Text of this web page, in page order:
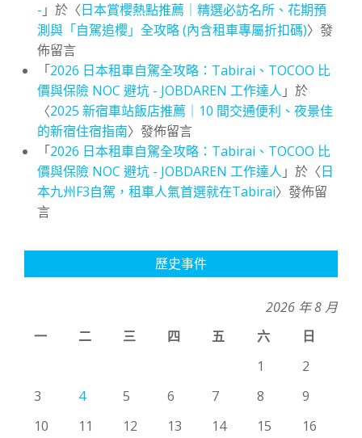
- 」於〈日本賞櫻熱點推薦｜精選必訪名所、花期預
測與「自駕追櫻」全攻略 (內含租車專屬折扣碼)〉發
佈留言
「2026 日本租車自駕全攻略：Tabirai、TOCOO 比
價與保險 NOC 避坑 - JOBDAREN 工作達人 」於
〈2025 新宿車站飯店推薦｜10 間交通便利、夜景佳
的新宿住宿指南〉發佈留言
「2026 日本租車自駕全攻略：Tabirai、TOCOO 比
價與保險 NOC 避坑 - JOBDAREN 工作達人 」於〈日
本九州F3自駕，租車人氣首選就在Tabirai〉發佈留
言
歷史事件
2026 年 8 月
一
二 三 四 五 六
日
1
2
3
4 5 6 7 8
9
10
11 12 13 14 15
16